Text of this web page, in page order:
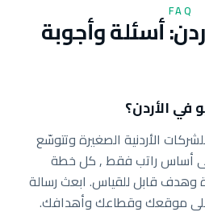
FAQ
أسئلة وأجوبة
الأردن؟
الأردنية الصغيرة وتتوسّع
على أساس راتب فقط , كل خطة
وهدف قابل للقياس. ابعث رسالة
موقعك وقطاعك وأهدافك.